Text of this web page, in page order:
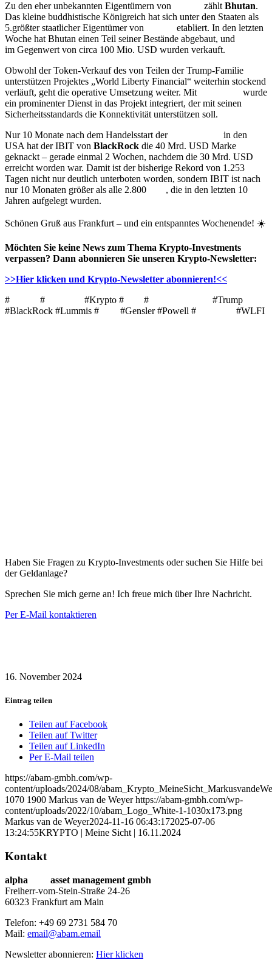
Zu den eher unbekannten Eigentümern von zählt Bhutan.
Das kleine buddhistische Königreich hat sich unter den Staaten als
5.größter staatlicher Eigentümer von
etabliert. In den letzten
Woche hat Bhutan einen Teil seiner Bestände abgebaut, und
im Gegenwert von circa 100 Mio. USD wurden verkauft.
Obwohl der Token-Verkauf des von Teilen der Trump-Familie
unterstützen Projektes „World Liberty Financial“ weiterhin stockend
verläuft, geht die operative Umsetzung weiter. Mit
wurde
ein prominenter Dienst in das Projekt integriert, der mit seinen
Sicherheitsstandards die Konnektivität unterstützen soll.
Nur 10 Monate nach dem Handelsstart der
in den
USA hat der IBIT von BlackRock die 40 Mrd. USD Marke
geknackt – gerade einmal 2 Wochen, nachdem die 30 Mrd. USD
erreicht worden war. Damit ist der bisherige Rekord von 1.253
Tagen nicht nur deutlich unterboten worden, sondern IBIT ist nach
nur 10 Monaten größer als alle 2.800
, die in den letzten 10
Jahren aufgelegt wurden.
Schönen Gruß aus Frankfurt – und ein entspanntes Wochenende! ☀️
Möchten Sie keine News zum Thema Krypto-Investments
verpassen? Dann abonnieren Sie unseren Krypto-Newsletter:
>>Hier klicken und Krypto-Newsletter abonnieren!<<
#
# #Krypto # #
#Trump
#BlackRock #Lummis #
#Gensler #Powell # #WLFI
Haben Sie Fragen zu Krypto-Investments oder suchen Sie Hilfe bei
der Geldanlage?
Sprechen Sie mich gerne an! Ich freue mich über Ihre Nachricht.
Per E-Mail kontaktieren
16. November 2024
Eintrag teilen
Teilen auf Facebook
Teilen auf Twitter
Teilen auf LinkedIn
Per E-Mail teilen
https://abam-gmbh.com/wp-
content/uploads/2024/08/
1070 1900 Markus van de Weyer https://abam-gmbh.com/wp-
content/uploads/2022/10/abam_Logo_White-1-1030x173.png
Markus van de Weyer2024-11-16 06:43:172025-07-06
13:24:55KRYPTO | Meine Sicht | 16.11.2024
Kontakt
alpha
asset management gmbh
Freiherr-vom-Stein-Straße 24-26
60323 Frankfurt am Main
Telefon: +49 69 2731 584 70
Mail: email@abam.email
Newsletter abonnieren: Hier klicken